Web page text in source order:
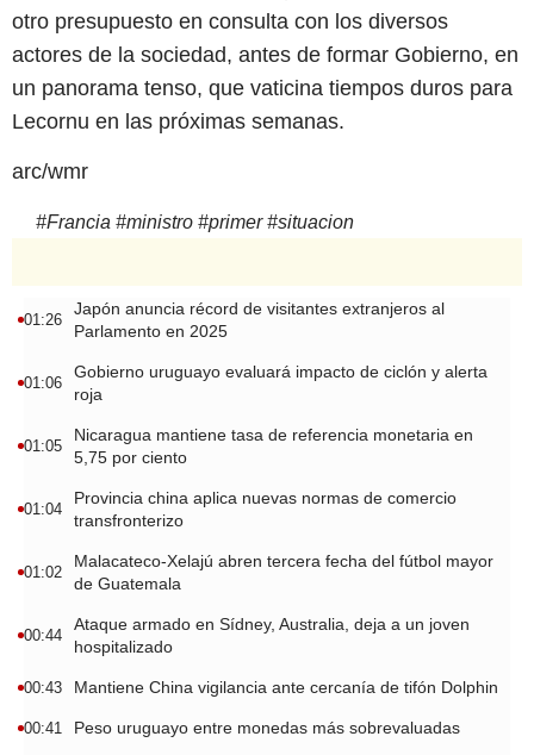
otro presupuesto en consulta con los diversos
actores de la sociedad, antes de formar Gobierno, en
un panorama tenso, que vaticina tiempos duros para
Lecornu en las próximas semanas.
arc/wmr
#Francia #ministro #primer#situacion
01:26
Japón anuncia récord de visitantes extranjeros al
Parlamento en 2025
01:06
Gobierno uruguayo evaluará impacto de ciclón y alerta
roja
01:05
Nicaragua mantiene tasa de referencia monetaria en
5,75 por ciento
01:04
Provincia china aplica nuevas normas de comercio
transfronterizo
01:02
Malacateco-Xelajú abren tercera fecha del fútbol mayor
de Guatemala
00:44
Ataque armado en Sídney, Australia, deja a un joven
hospitalizado
00:43 Mantiene China vigilancia ante cercanía de tifón Dolphin
00:41 Peso uruguayo entre monedas más sobrevaluadas